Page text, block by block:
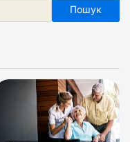
Пошук